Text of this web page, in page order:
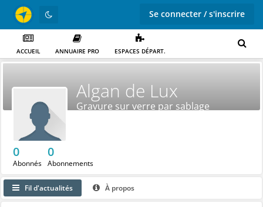
Se connecter / s'inscrire
ACCUEIL ANNUAIRE PRO ESPACES DÉPART.
Algan de Lux
Gravure sur verre par sablage
0
Abonnés
0
Abonnements
Fil d'actualités À propos